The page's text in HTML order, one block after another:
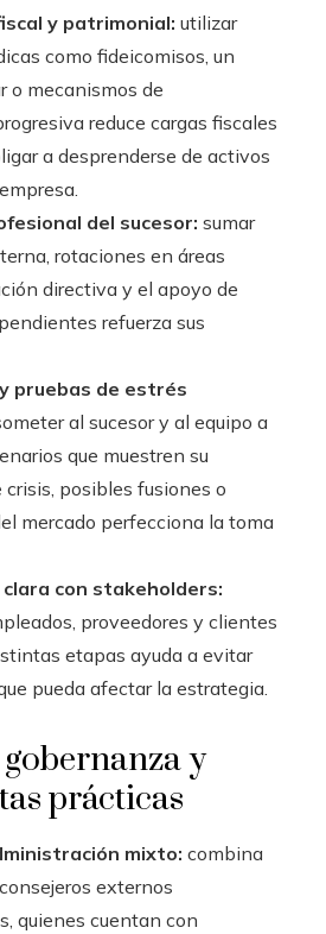
y patrimonial: utilizar
como fideicomisos, un
o mecanismos de
reduce cargas fiscales
a desprenderse de activos
del sucesor: sumar
rotaciones en áreas
directiva y el apoyo de
refuerza sus
pruebas de estrés
al sucesor y al equipo a
que muestren su
posibles fusiones o
mercado perfecciona la toma
clara con stakeholders:
proveedores y clientes
etapas ayuda a evitar
pueda afectar la estrategia.
y
prácticas
mixto: combina
externos
quienes cuentan con